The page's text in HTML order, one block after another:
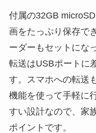
付属の32GB
画をたっぷり保存で
ーダーもセットにな
転送はUSBポートに
す。スマホへの転送
機能を使って手軽に
すい設計なので、家
ポイントです。